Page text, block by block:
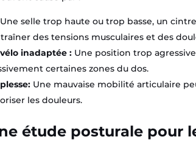
Une selle trop haute ou trop basse, un
des tensions musculaires et des
inadaptée : Une position trop
certaines zones du dos.
Une mauvaise mobilité articulaire
les douleurs.
étude posturale pour